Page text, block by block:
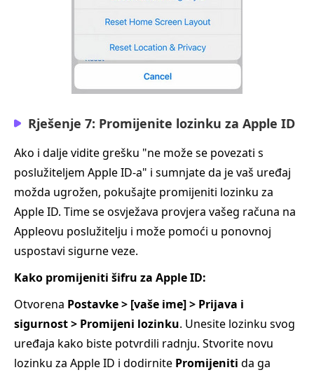
Rješenje 7: Promijenite lozinku za Apple ID
Ako i dalje vidite grešku "ne može se povezati s
poslužiteljem Apple ID-a" i sumnjate da je vaš uređaj
možda ugrožen, pokušajte promijeniti lozinku za
Apple ID. Time se osvježava provjera vašeg računa na
Appleovu poslužitelju i može pomoći u ponovnoj
uspostavi sigurne veze.
Kako promijeniti šifru za Apple ID:
Otvorena Postavke > [vaše ime] > Prijava i
sigurnost > Promijeni lozinku. Unesite lozinku svog
uređaja kako biste potvrdili radnju. Stvorite novu
lozinku za Apple ID i dodirnite Promijeniti da ga